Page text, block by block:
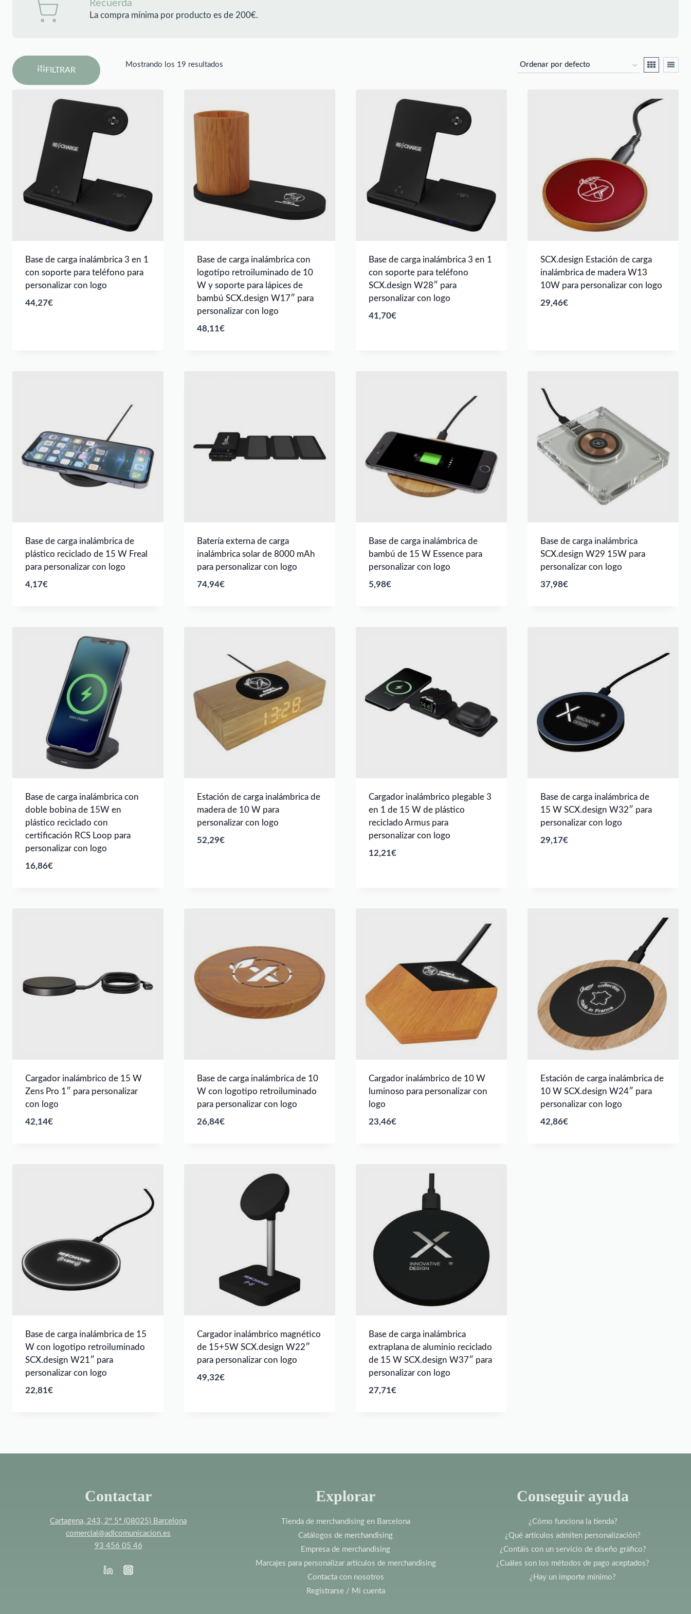
Recuerda
La compra mínima por producto es de 200€.
FILTRAR
Mostrando los 19 resultados
Base de carga inalámbrica 3 en 1
con soporte para teléfono para
personalizar con logo
44,27€
Base de carga inalámbrica con
logotipo retroiluminado de 10
W y soporte para lápices de
bambú SCX.design W17″ para
personalizar con logo
48,11€
Base de carga inalámbrica 3 en 1
con soporte para teléfono
SCX.design W28″ para
personalizar con logo
41,70€
SCX.design Estación de carga
inalámbrica de madera W13
10W para personalizar con logo
29,46€
Base de carga inalámbrica de
plástico reciclado de 15 W Freal
para personalizar con logo
4,17€
Batería externa de carga
inalámbrica solar de 8000 mAh
para personalizar con logo
74,94€
Base de carga inalámbrica de
bambú de 15 W Essence para
personalizar con logo
5,98€
Base de carga inalámbrica
SCX.design W29 15W para
personalizar con logo
37,98€
Base de carga inalámbrica con
doble bobina de 15W en
plástico reciclado con
certificación RCS Loop para
personalizar con logo
16,86€
Estación de carga inalámbrica de
madera de 10 W para
personalizar con logo
52,29€
Cargador inalámbrico plegable 3
en 1 de 15 W de plástico
reciclado Armus para
personalizar con logo
12,21€
Base de carga inalámbrica de
15 W SCX.design W32″ para
personalizar con logo
29,17€
Cargador inalámbrico de 15 W
Zens Pro 1″ para personalizar
con logo
42,14€
Base de carga inalámbrica de 10
W con logotipo retroiluminado
para personalizar con logo
26,84€
Cargador inalámbrico de 10 W
luminoso para personalizar con
logo
23,46€
Estación de carga inalámbrica de
10 W SCX.design W24″ para
personalizar con logo
42,86€
Base de carga inalámbrica de 15
W con logotipo retroiluminado
SCX.design W21″ para
personalizar con logo
22,81€
Cargador inalámbrico magnético
de 15+5W SCX.design W22″
para personalizar con logo
49,32€
Base de carga inalámbrica
extraplana de aluminio reciclado
de 15 W SCX.design W37″ para
personalizar con logo
27,71€
Contactar
Cartagena, 243, 2º 5ª (08025) Barcelona
comercial@adlcomunicacion.es
93 456 05 46
Explorar
Tienda de merchandising en Barcelona
Catálogos de merchandising
Empresa de merchandising
Marcajes para personalizar artículos de merchandising
Contacta con nosotros
Registrarse / Mi cuenta
Conseguir ayuda
¿Cómo funciona la tienda?
¿Qué artículos admiten personalización?
¿Contáis con un servicio de diseño gráfico?
¿Cuáles son los métodos de pago aceptados?
¿Hay un importe mínimo?